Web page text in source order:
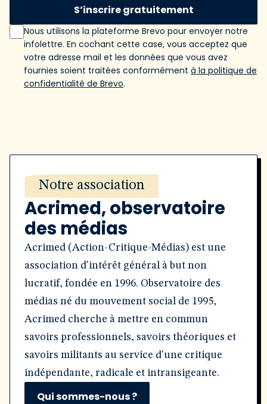
S’inscrire gratuitement
Nous utilisons la plateforme Brevo pour envoyer notre
infolettre. En cochant cette case, vous acceptez que
votre adresse mail et les données que vous avez
fournies soient traitées conformément à la politique de
confidentialité de Brevo.
Notre association
Acrimed, observatoire
des médias
Acrimed (Action-Critique-Médias) est une
association d'intérêt général à but non
lucratif, fondée en 1996. Observatoire des
médias né du mouvement social de 1995,
Acrimed cherche à mettre en commun
savoirs professionnels, savoirs théoriques et
savoirs militants au service d'une critique
indépendante, radicale et intransigeante.
Qui sommes-nous ?